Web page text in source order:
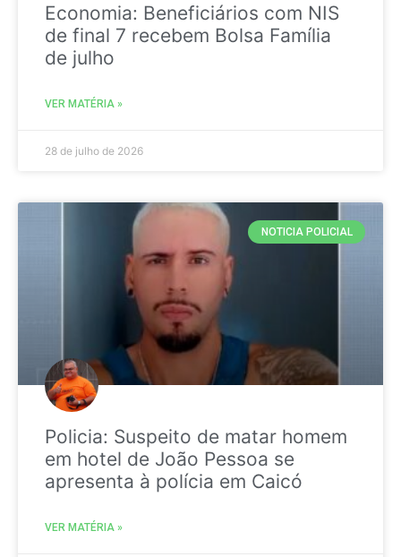
Economia: Beneficiários com NIS
de final 7 recebem Bolsa Família
de julho
VER MATÉRIA »
28 de julho de 2026
NOTICIA POLICIAL
Policia: Suspeito de matar homem
em hotel de João Pessoa se
apresenta à polícia em Caicó
VER MATÉRIA »